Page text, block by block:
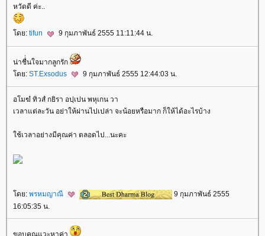
หวัดดี ค่ะ..
ดย: tifun 9 กุมภาพันธ์ 2555 11:11:44 น.
น่าชื่่นใจมากลูกรัก
ดย: ST.Exsodus 9 กุมภาพันธ์ 2555 12:44:03 น.
อโมฆํ ทิวสํ กยิรา อปฺเปน พหุเกน วา
เวลาแต่ละวัน อย่าให้ผ่านไปเปล่า จะน้อยหรือมาก ก็ให้ได้อะไรบ้าง
ช้เวลาอย่างมีคุณค่า ตลอดไป...นะคะ
ดย: พรหมญาณี
9 กุมภาพันธ์ 2555
16:05:35 น.